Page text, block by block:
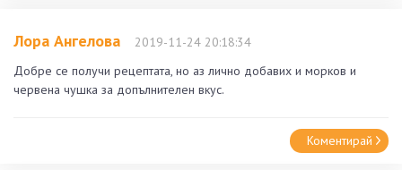
Лора Ангелова
2019-11-24 20:18:34
Добре се получи рецептата, но аз лично добавих и морков и
червена чушка за допълнителен вкус.
Коментирай